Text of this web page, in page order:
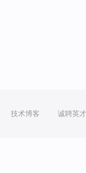
技术博客 诚聘英才